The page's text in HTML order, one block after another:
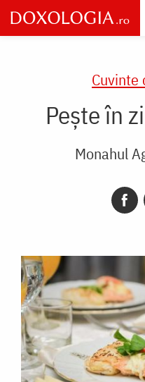
Skip
to
main
Cuvinte
Pește în
Monahul